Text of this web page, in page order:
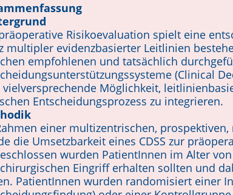
Risikoevaluation spielt eine
multipler evidenzbasierter Leitlinien
empfohlenen und tatsächlich
(Clinical
vielversprechende Möglichkeit,
Entscheidungsprozess zu integrieren.
einer multizentrischen,
die Umsetzbarkeit eines CDSS zur
wurden PatientInnen im Alter
Eingriff erhalten sollten und
Pa­tientInnen wurden randomisiert einer